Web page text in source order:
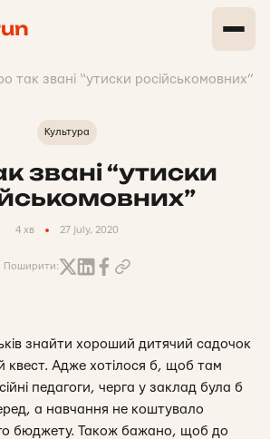
так звані “утиски російськомовних”
Культура
звані “утиски
4 хв 27 july, 2020
Поширити:
знайти хороший дитячий садочок
квест. Адже хотілося б, щоб там
педагоги, черга у заклад була б
а навчання не коштувало
бюджету. Також бажано, щоб до